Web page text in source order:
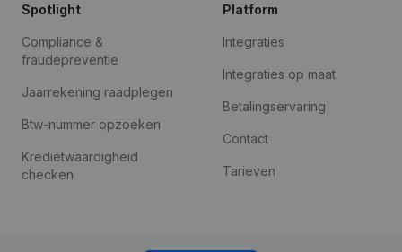
Spotlight
Compliance &
fraudepreventie
Jaarrekening raadplegen
Btw-nummer opzoeken
Kredietwaardigheid
checken
Platform
Integraties
Integraties op maat
Betalingservaring
Contact
Tarieven